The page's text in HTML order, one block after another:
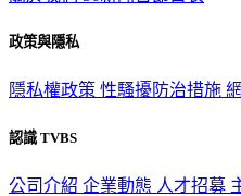
政策與隱私
隱私權政策 性騷擾防治措施
認識 TVBS
公司介紹 企業動態 人才招募